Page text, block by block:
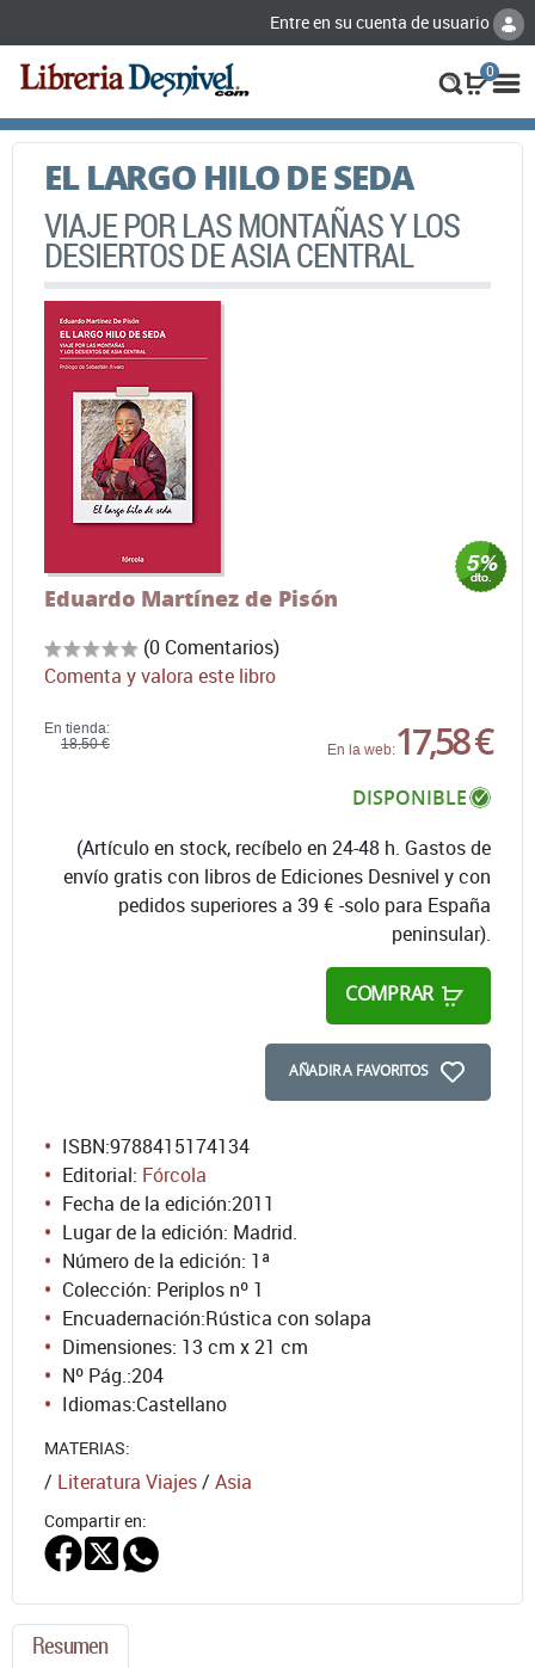
Entre en su cuenta de usuario
0
EL LARGO HILO DE SEDA
VIAJE POR LAS MONTAÑAS Y LOS
DESIERTOS DE ASIA CENTRAL
Eduardo Martínez de Pisón
(0 Comentarios)
Comenta y valora este libro
En tienda:
18,50 €
En la web:17,58 €
DISPONIBLE
(Artículo en stock, recíbelo en 24-48 h. Gastos de
envío gratis con libros de Ediciones Desnivel y con
pedidos superiores a 39 € -solo para España
peninsular).
COMPRAR
AÑADIR A FAVORITOS
ISBN:9788415174134
Editorial: Fórcola
Fecha de la edición:2011
Lugar de la edición: Madrid.
Número de la edición: 1ª
Colección: Periplos nº 1
Encuadernación:Rústica con solapa
Dimensiones: 13 cm x 21 cm
Nº Pág.:204
Idiomas:Castellano
MATERIAS:
/ Literatura Viajes/ Asia
Compartir en:
Resumen